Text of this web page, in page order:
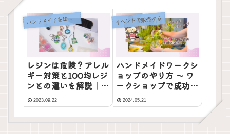
ハンドメイドを始めるための基礎知識
レジンは危険？アレル
ギー対策と100均レジ
ンとの違いを解説｜初
心者向けレジン液の選
び方
2023.09.22
イベントで販売する
ハンドメイドワークシ
ョップのやり方 ～ ワ
ークショップで成功す
るための手順とポイン
ト2024.05.21